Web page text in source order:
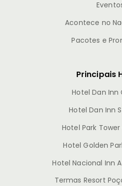
Acontece no
Pacotes e
Principais
Hotel Dan Inn
Hotel Dan Inn
Hotel Park
Hotel Golden
Hotel Nacional Inn
Termas Resort